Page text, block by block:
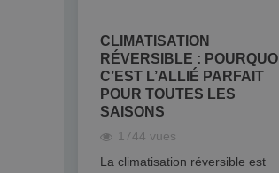
CLIMATISATION
RÉVERSIBLE : POURQUOI
C’EST L’ALLIÉ PARFAIT
POUR TOUTES LES
SAISONS
1744 vues
La climatisation réversible est